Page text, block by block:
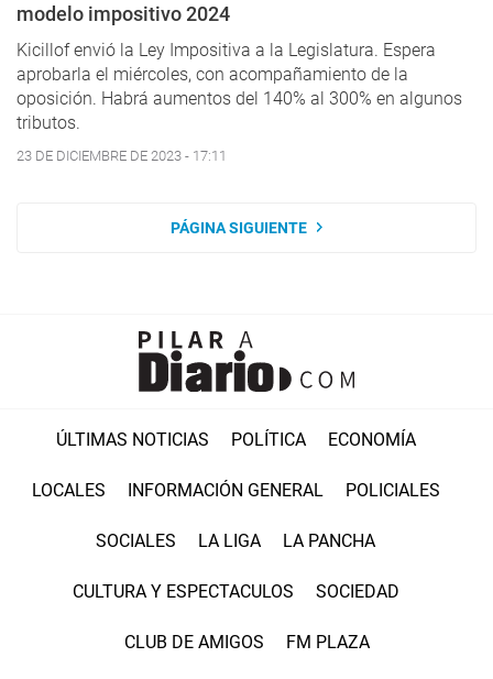
modelo impositivo 2024
Kicillof envió la Ley Impositiva a la Legislatura. Espera
aprobarla el miércoles, con acompañamiento de la
oposición. Habrá aumentos del 140% al 300% en algunos
tributos.
23 DE DICIEMBRE DE 2023 - 17:11
PÁGINA SIGUIENTE
ÚLTIMAS NOTICIAS POLÍTICA ECONOMÍA
LOCALES INFORMACIÓN GENERAL POLICIALES
SOCIALES LA LIGA LA PANCHA
CULTURA Y ESPECTACULOS SOCIEDAD
CLUB DE AMIGOS FM PLAZA